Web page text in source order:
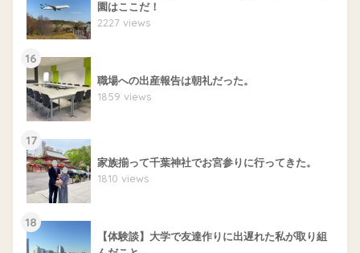
園はここだ！
2227 views
16
職場への出産報告は朝礼だった。
1859 views
17
家族揃って千葉神社でお宮参りに行ってきた。
1810 views
18
【体験談】大学で友達作りに出遅れた私が取り組